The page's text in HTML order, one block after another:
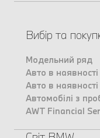
Вибір та
Модельний ряд
Авто в
Авто в
Автомобілі з
AWT Financial